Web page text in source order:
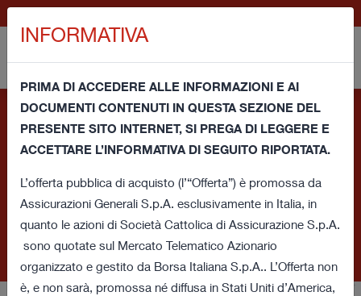
Informativa e consenso per l'uso dei cookie - Questo sito
utilizza cookie tecnici propri e cookie di terze parti (tecnici
e di profilazione) per migliorare la tua esperienza di navigazione
e fornirti un servizio in linea con le tue preferenze. Chiudendo
questa finestra oppure accedendo ad un qualunque elemento
sottostante a questo banner acconsenti all’utilizzo dei cookie.
Se vuoi saperne di più o negare il consenso a tutti o ad alcuni
INFORMATIVA
PRIMA DI ACCEDERE ALLE INFORMAZIONI E AI
DOCUMENTI CONTENUTI IN QUESTA SEZIONE DEL
PRESENTE SITO INTERNET, SI PREGA DI LEGGERE E
ACCETTARE L’INFORMATIVA DI SEGUITO RIPORTATA.
L’offerta pubblica di acquisto (l’“Offerta”) è promossa da
Assicurazioni Generali S.p.A. esclusivamente in Italia, in
quanto le azioni di Società Cattolica di Assicurazione S.p.A.
sono quotate sul Mercato Telematico Azionario
organizzato e gestito da Borsa Italiana S.p.A.. L’Offerta non
è, e non sarà, promossa né diffusa in Stati Uniti d’America,